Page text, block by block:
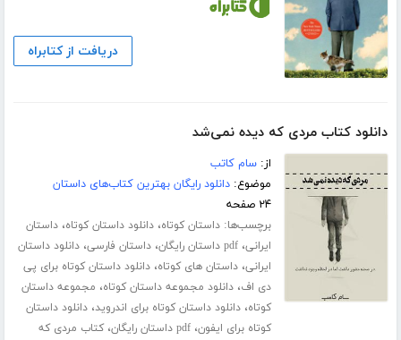
دریافت از کتابراه
دانلود کتاب مردی که دیده نمی‌شد
از:سام کاتب
موضوع:دانلود رایگان بهترین کتاب‌های داستان
۲۴ صفحه
برچسب‌ها:داستان کوتاه،دانلود داستان کوتاه،داستان
ایرانی،pdf داستان رایگان ،داستان فارسی،دانلود داستان
ایرانی،داستان های کوتاه،دانلود داستان کوتاه برای پی
دی اف،دانلود مجموعه داستان کوتاه، مجموعه داستان
کوتاه،دانلود داستان کوتاه برای اندروید،دانلود داستان
کوتاه برای ایفون،pdf داستان رایگان ،کتاب مردی که